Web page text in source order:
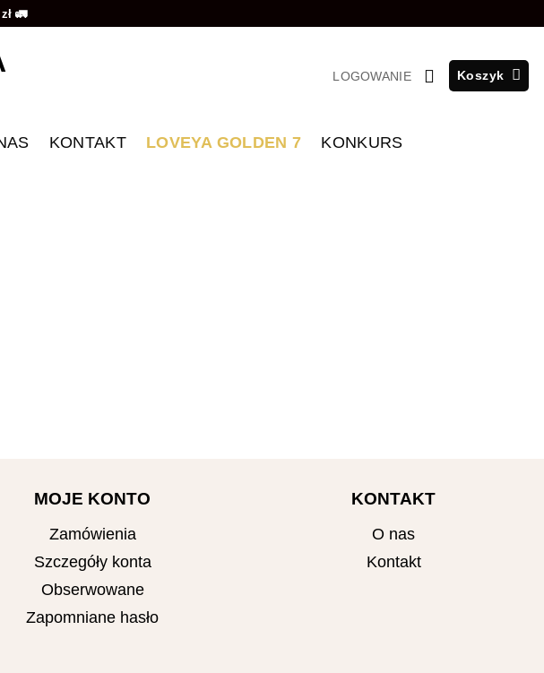
🚛
LOGOWANIE Koszyk
KONTAKT LOVEYA GOLDEN 7 KONKURS
MOJE KONTO
Zamówienia
Szczegóły konta
Obserwowane
Zapomniane hasło
KONTAKT
O nas
Kontakt